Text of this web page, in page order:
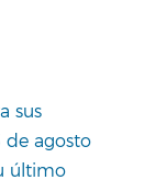
sus
de agosto
último